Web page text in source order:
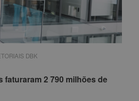
DBK
faturaram 2 790 milhões de
DBK
faturaram 2 790 milhões de